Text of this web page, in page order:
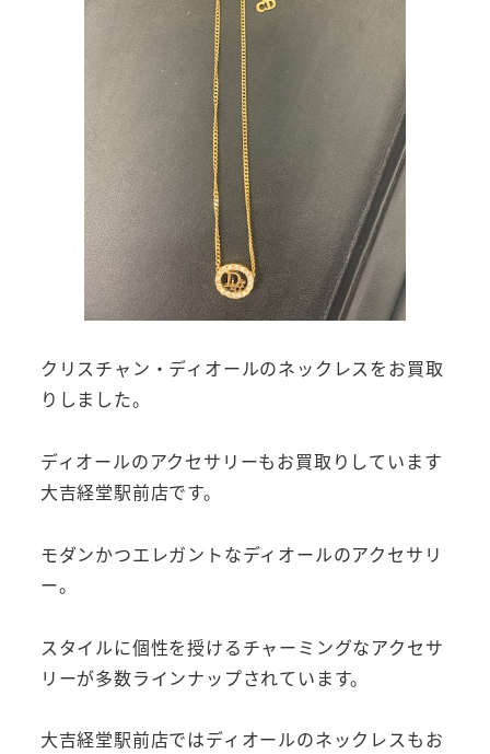
クリスチャン・ディオールのネックレスをお買取
りしました。
ディオールのアクセサリーもお買取りしています
大吉経堂駅前店です。
モダンかつエレガントなディオールのアクセサリ
ー。
スタイルに個性を授けるチャーミングなアクセサ
リーが多数ラインナップされています。
大吉経堂駅前店ではディオールのネックレスもお